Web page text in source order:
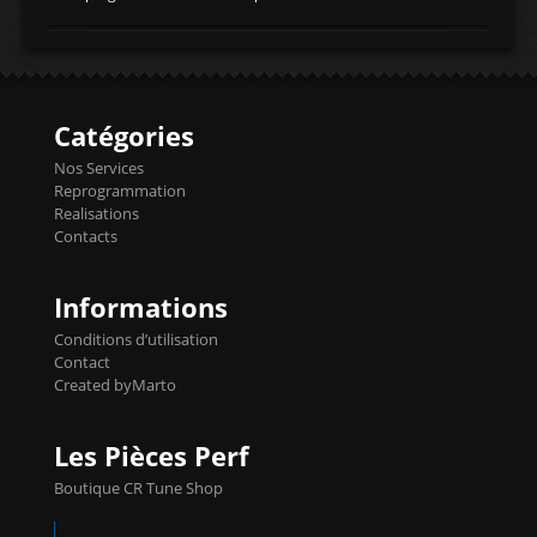
d'admissiontemp ex. pour atmo -30- 80°C
temperaturetemperature ldr moteurtemp
Injecteurs + Flashpro 1370€ TTC Le
précise et performante. Vous pourrez
basculer de la carto sans plomb à Ethanol à
l'aide du flashpro OPTION ECONOMIQUES
Reprog SP 98 sur le calculateur d'origine
450€ TTC Un gain d'environ 10cv et 15nm
Catégories
Nos Services
Reprogrammation
Realisations
Contacts
Informations
Conditions d’utilisation
Contact
Created byMarto
Les Pièces Perf
Boutique CR Tune Shop